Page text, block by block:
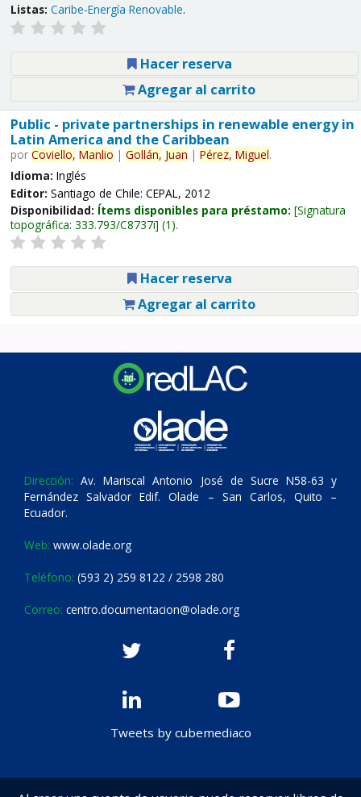
Listas: Caribe-Energía Renovable.
Hacer reserva
Agregar al carrito
Public - private partnerships in renewable energy in
Latin America and the Caribbean
por Coviello, Manlio | Gollán, Juan | Pérez, Miguel.
Idioma: Inglés
Editor: Santiago de Chile: CEPAL, 2012
Disponibilidad: Ítems disponibles para préstamo: Signatura
topográfica: 333.793/C8737i (1).
Hacer reserva
Agregar al carrito
Dirección: Av. Mariscal Antonio José de Sucre N58-63 y
Fernández Salvador Edif. Olade – San Carlos, Quito –
Ecuador.
Web: www.olade.org
Teléfono: (593 2) 259 8122 / 2598 280
Correo: centro.documentacion@olade.org
Tweets by cubemediaco